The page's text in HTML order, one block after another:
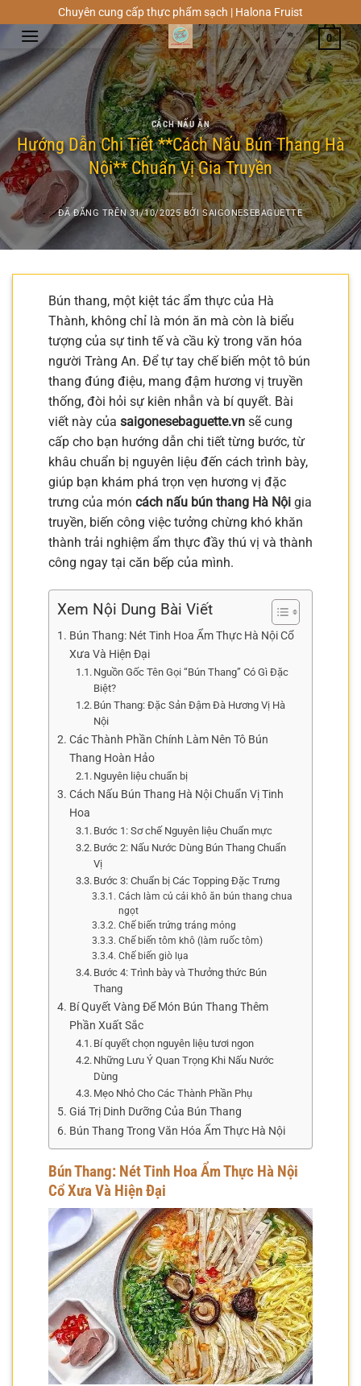
đến
dung
Chuyên cung cấp thực phẩm sạch | Halona Fruist
0
CÁCH NẤU ĂN
Hướng Dẫn Chi Tiết **Cách Nấu Bún Thang Hà
Nội** Chuẩn Vị Gia Truyền
ĐÃ ĐĂNG TRÊN31/10/2025 BỞISAIGONESEBAGUETTE
Bún thang, một kiệt tác ẩm thực của Hà
Thành, không chỉ là món ăn mà còn là biểu
tượng của sự tinh tế và cầu kỳ trong văn hóa
người Tràng An. Để tự tay chế biến một tô bún
thang đúng điệu, mang đậm hương vị truyền
thống, đòi hỏi sự kiên nhẫn và bí quyết. Bài
viết này của saigonesebaguette.vn sẽ cung
cấp cho bạn hướng dẫn chi tiết từng bước, từ
khâu chuẩn bị nguyên liệu đến cách trình bày,
giúp bạn khám phá trọn vẹn hương vị đặc
trưng của món cách nấu bún thang Hà Nội gia
truyền, biến công việc tưởng chừng khó khăn
thành trải nghiệm ẩm thực đầy thú vị và thành
công ngay tại căn bếp của mình.
Xem Nội Dung Bài Viết
Bún Thang: Nét Tinh Hoa Ẩm Thực Hà Nội Cổ
Xưa Và Hiện Đại
Nguồn Gốc Tên Gọi “Bún Thang” Có Gì Đặc
Biệt?
Bún Thang: Đặc Sản Đậm Đà Hương Vị Hà
Nội
Các Thành Phần Chính Làm Nên Tô Bún
Thang Hoàn Hảo
Nguyên liệu chuẩn bị
Cách Nấu Bún Thang Hà Nội Chuẩn Vị Tinh
Hoa
Bước 1: Sơ chế Nguyên liệu Chuẩn mực
Bước 2: Nấu Nước Dùng Bún Thang Chuẩn
Vị
Bước 3: Chuẩn bị Các Topping Đặc Trưng
Cách làm củ cải khô ăn bún thang chua
ngọt
Chế biến trứng tráng mỏng
Chế biến tôm khô (làm ruốc tôm)
Chế biến giò lụa
Bước 4: Trình bày và Thưởng thức Bún
Thang
Bí Quyết Vàng Để Món Bún Thang Thêm
Phần Xuất Sắc
Bí quyết chọn nguyên liệu tươi ngon
Những Lưu Ý Quan Trọng Khi Nấu Nước
Dùng
Mẹo Nhỏ Cho Các Thành Phần Phụ
Giá Trị Dinh Dưỡng Của Bún Thang
Bún Thang Trong Văn Hóa Ẩm Thực Hà Nội
Bún Thang: Nét Tinh Hoa Ẩm Thực Hà Nội
Cổ Xưa Và Hiện Đại